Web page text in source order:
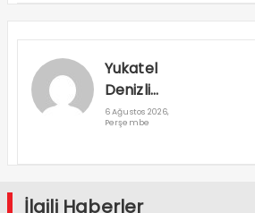
Yukatel
Denizli
Basket’in
Süper Lig
Başlıyor
6 Ağustos 2026,
Perşembe
İlgili Haberler